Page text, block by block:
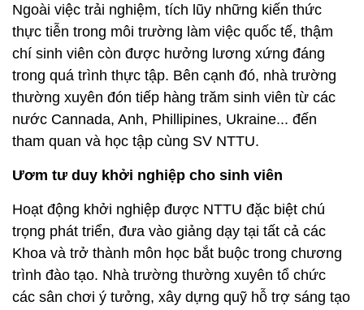
Ngoài việc trải nghiệm, tích lũy những kiến thức
thực tiễn trong môi trường làm việc quốc tế, thậm
chí sinh viên còn được hưởng lương xứng đáng
trong quá trình thực tập. Bên cạnh đó, nhà trường
thường xuyên đón tiếp hàng trăm sinh viên từ các
nước Cannada, Anh, Phillipines, Ukraine... đến
tham quan và học tập cùng SV NTTU.
Ươm tư duy khởi nghiệp cho sinh viên
Hoạt động khởi nghiệp được NTTU đặc biệt chú
trọng phát triển, đưa vào giảng dạy tại tất cả các
Khoa và trở thành môn học bắt buộc trong chương
trình đào tạo. Nhà trường thường xuyên tổ chức
các sân chơi ý tưởng, xây dựng quỹ hỗ trợ sáng tạo